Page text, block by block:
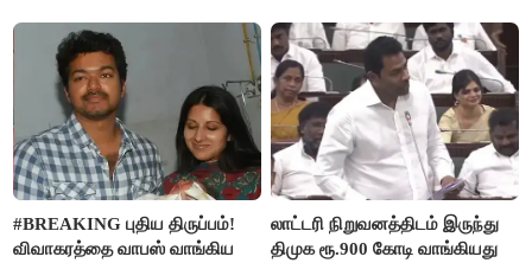
#BREAKING புதிய திருப்பம்!
விவாகரத்தை வாபஸ் வாங்கிய
லாட்டரி நிறுவனத்திடம் இருந்து
திமுக ரூ.900 கோடி வாங்கியது